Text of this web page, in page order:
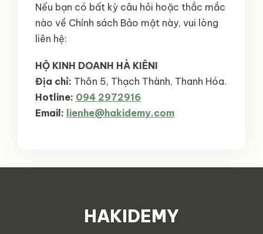
Nếu bạn có bất kỳ câu hỏi hoặc thắc mắc
nào về Chính sách Bảo mật này, vui lòng
liên hệ:
HỘ KINH DOANH HÀ KIÊNI
Địa chỉ: Thôn 5, Thạch Thành, Thanh Hóa.
Hotline: 094 2972916
Email: lienhe@hakidemy.com
HAKIDEMY